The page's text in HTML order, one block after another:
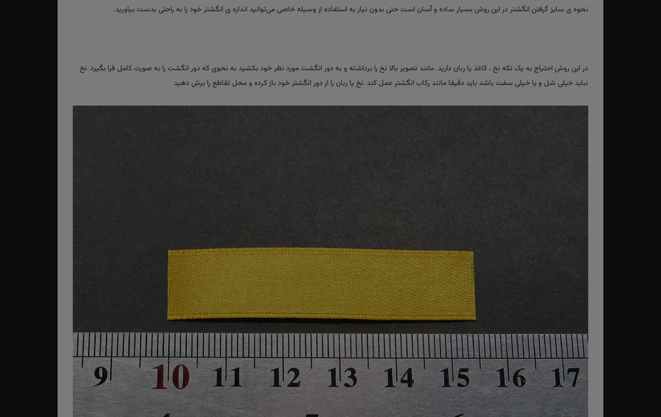
نحوه ی سایز گرفتن انگشتر در این روش بسیار ساده و آسان است حتی بدون نیاز به استفاده از وسیله خاصی می‌توانید اندازه ی انگشتر خود را به راحتی بدست بیاورید.
در این روش احتیاج به یک تکه نخ ، کاغذ یا ربان دارید. مانند تصویر بالا نخ را برداشته و به دور انگشت مورد نظر خود بکشید به نحوی که دور انگشت را به صورت کامل فرا بگیرد. نخ
نباید خیلی شل و یا خیلی سفت باشد باید دقیقا مانند رکاب انگشتر عمل کند. نخ یا ربان را از دور انگشتر خود باز کرده و محل تقاطع را برش دهید